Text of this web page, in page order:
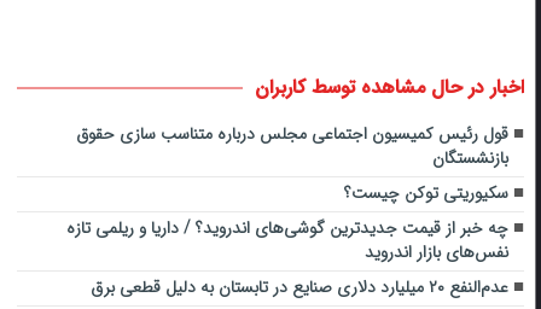
اخبار در حال مشاهده توسط کاربران
قول رئیس کمیسیون اجتماعی مجلس درباره متناسب سازی حقوق
بازنشستگان
سکیوریتی توکن‌ چیست؟
چه خبر از قیمت جدیدترین گوشی‌های اندروید؟ / داریا و ریلمی تازه
نفس‌های بازار اندروید
عدم‌النفع ۲۰ میلیارد دلاری صنایع در تابستان به دلیل قطعی برق